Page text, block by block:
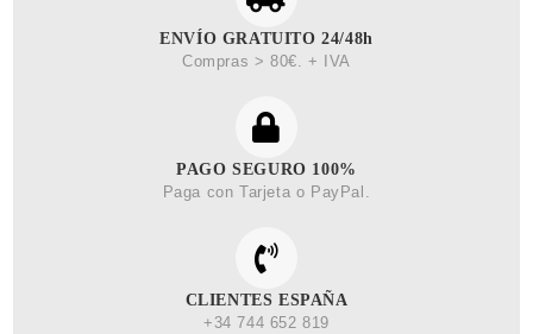
ENVÍO GRATUITO 24/48h
Compras > 80€. + IVA
PAGO SEGURO 100%
Paga con Tarjeta o PayPal.
CLIENTES ESPAÑA
+34 744 652 819